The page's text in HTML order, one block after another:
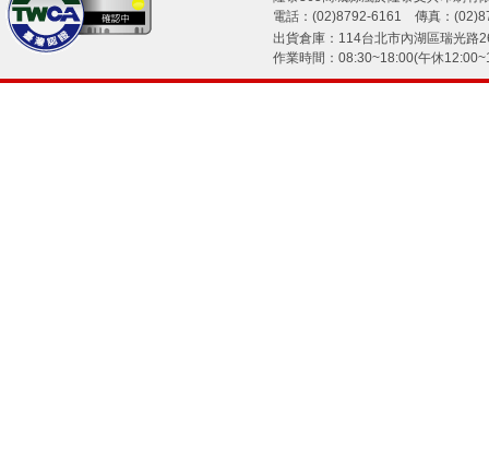
電話：(02)8792-6161 傳真：
出貨倉庫：114台北市內湖區瑞光路
作業時間：08:30~18:00(午休